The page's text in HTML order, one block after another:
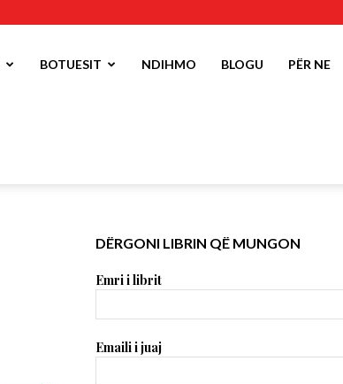
BOTUESIT NDIHMO BLOGU PËR NE
DËRGONI LIBRIN QË MUNGON
Emri i librit
Emaili i juaj